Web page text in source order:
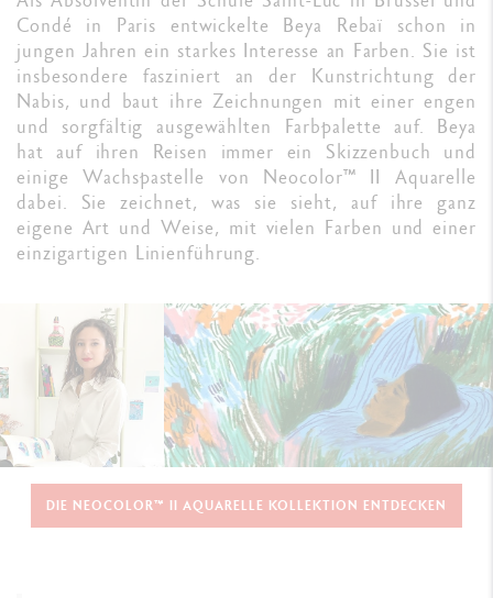
Condé in Paris entwickelte Beya Rebaï schon in
jungen Jahren ein starkes Interesse an Farben. Sie ist
insbesondere fasziniert an der Kunstrichtung der
Nabis, und baut ihre Zeichnungen mit einer engen
und sorgfältig ausgewählten Farbpalette auf. Beya
hat auf ihren Reisen immer ein Skizzenbuch und
einige Wachspastelle von Neocolor™ II Aquarelle
dabei. Sie zeichnet, was sie sieht, auf ihre ganz
eigene Art und Weise, mit vielen Farben und einer
einzigartigen Linienführung.
DIE NEOCOLOR™ II AQUARELLE KOLLEKTION ENTDECKEN